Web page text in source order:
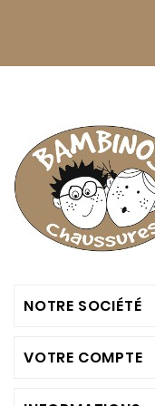
NOTRE SOCIÉTÉ
VOTRE COMPTE